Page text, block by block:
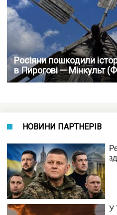
Росіяни пошкодили
в Пирогові — Мінкульт
НОВИНИ ПАРТНЕРІВ